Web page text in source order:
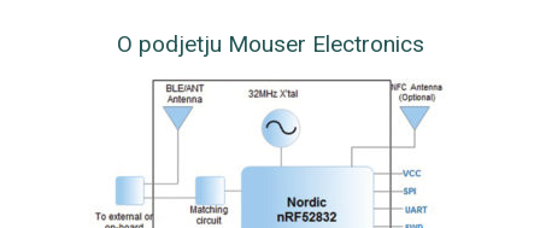
O podjetju Mouser Electronics